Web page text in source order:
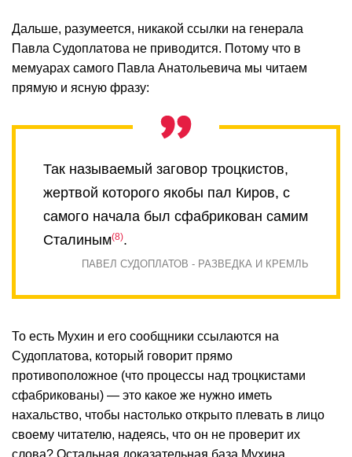
Дальше, разумеется, никакой ссылки на генерала
Павла Судоплатова не приводится. Потому что в
мемуарах самого Павла Анатольевича мы читаем
прямую и ясную фразу:
Так называемый заговор троцкистов,
жертвой которого якобы пал Киров, с
самого начала был сфабрикован самим
Сталиным 8 .
ПАВЕЛ СУДОПЛАТОВ - РАЗВЕДКА И КРЕМЛЬ
То есть Мухин и его сообщники ссылаются на
Судоплатова, который говорит прямо
противоположное (что процессы над троцкистами
сфабрикованы) — это какое же нужно иметь
нахальство, чтобы настолько открыто плевать в лицо
своему читателю, надеясь, что он не проверит их
слова? Остальная доказательная база Мухина